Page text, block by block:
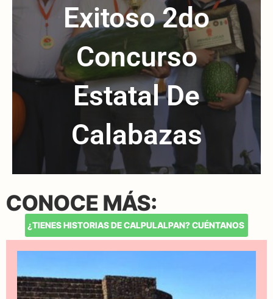
Exitoso 2do
Concurso
Estatal De
Calabazas
CONOCE MÁS:
¿TIENES HISTORIAS DE CALPULALPAN? CUÉNTANOS